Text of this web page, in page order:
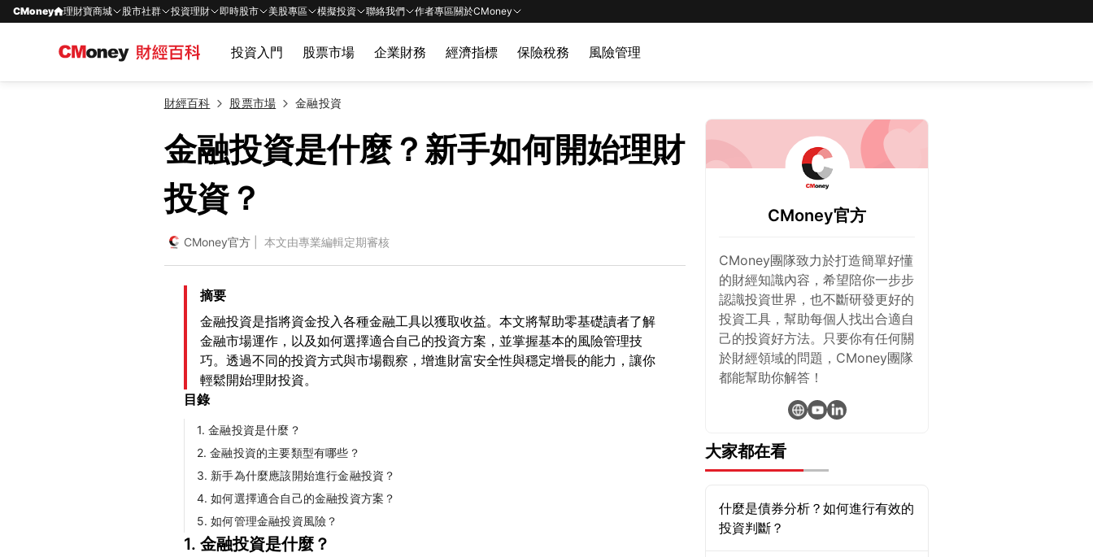
CMoney 理財寶商城 股市社群 投資理財 即時股市 美股專區 模擬投資 聯絡我們 作者專區關於CMoney
投資入門 股票市場 企業財務 經濟指標 保險稅務 風險管理
財經百科 股票市場 金融投資
金融投資是什麼？新手如何開始理財
投資？
CMoney官方| 本文由專業編輯定期審核
摘要
金融投資是指將資金投入各種金融工具以獲取收益。本文將幫助零基礎讀者了解
金融市場運作，以及如何選擇適合自己的投資方案，並掌握基本的風險管理技
巧。透過不同的投資方式與市場觀察，增進財富安全性與穩定增長的能力，讓你
輕鬆開始理財投資。
目錄
1. 金融投資是什麼？
2. 金融投資的主要類型有哪些？
3. 新手為什麼應該開始進行金融投資？
4. 如何選擇適合自己的金融投資方案？
5. 如何管理金融投資風險？
1. 金融投資是什麼？
CMoney官方
CMoney團隊致力於打造簡單好懂
的財經知識內容，希望陪你一步步
認識投資世界，也不斷研發更好的
投資工具，幫助每個人找出合適自
己的投資好方法。只要你有任何關
於財經領域的問題，CMoney團隊
都能幫助你解答！
大家都在看
什麼是債券分析？如何進行有效的
投資判斷？